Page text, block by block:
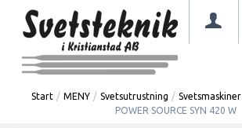
Start / MENY / Svetsutrustning / Svetsmaskiner
POWER SOURCE SYN 420 W